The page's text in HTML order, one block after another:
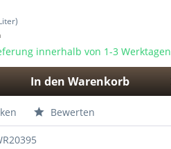
innerhalb von 1-3 Werktagen
In den Warenkorb
Hinzugefügt
Bewerten